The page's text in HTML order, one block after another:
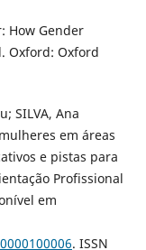
How Gender
Oxford: Oxford
SILVA, Ana
em áreas
e pistas para
Profissional
em
. ISSN